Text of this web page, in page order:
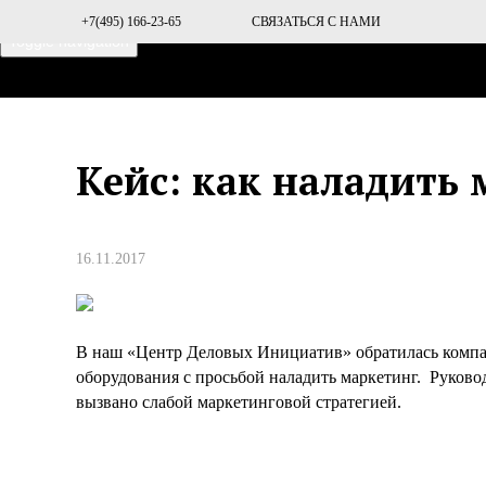
+7(495) 166-23-65 СВЯЗАТЬСЯ С НАМИ
Кейс: как наладить
16.11.2017
В наш «Центр Деловых Инициатив» обратилась
оборудования с просьбой наладить маркетинг.
вызвано слабой маркетинговой стратегией.